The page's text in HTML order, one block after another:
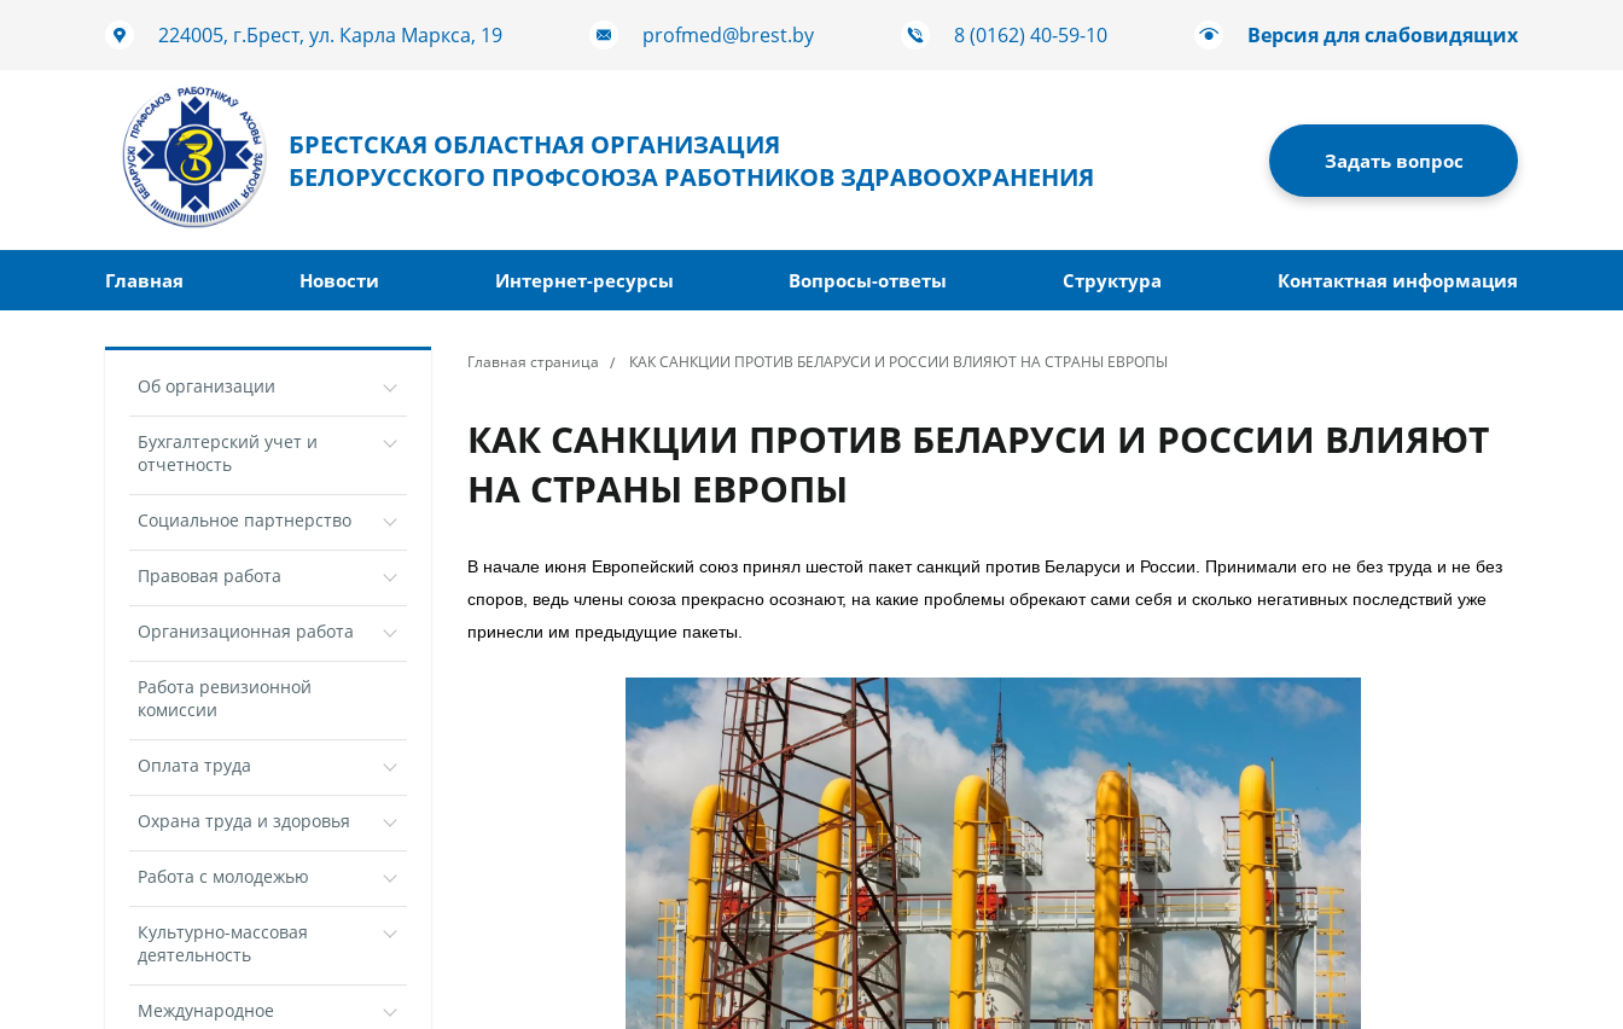
224005, г.Брест, ул. Карла Маркса, 19 profmed@brest.by 8 (0162) 40-59-10 Версия для слабовидящих
БРЕСТСКАЯ ОБЛАСТНАЯ ОРГАНИЗАЦИЯ
БЕЛОРУССКОГО ПРОФСОЮЗА РАБОТНИКОВ ЗДРАВООХРАНЕНИЯ
Задать вопрос
Главная Новости Интернет-ресурсы Вопросы-ответы Структура Контактная информация
Об организации
Бухгалтерский учет и
отчетность
Социальное партнерство
Правовая работа
Организационная работа
Работа ревизионной
комиссии
Оплата труда
Охрана труда и здоровья
Работа с молодежью
Культурно-массовая
деятельность
Международное
Главная страница КАК САНКЦИИ ПРОТИВ БЕЛАРУСИ И РОССИИ ВЛИЯЮТ НА СТРАНЫ ЕВРОПЫ
КАК САНКЦИИ ПРОТИВ БЕЛАРУСИ И РОССИИ ВЛИЯЮТ
НА СТРАНЫ ЕВРОПЫ
В начале июня Европейский союз принял шестой пакет санкций против Беларуси и России. Принимали его не без труда и не без
споров, ведь члены союза прекрасно осознают, на какие проблемы обрекают сами себя и сколько негативных последствий уже
принесли им предыдущие пакеты.